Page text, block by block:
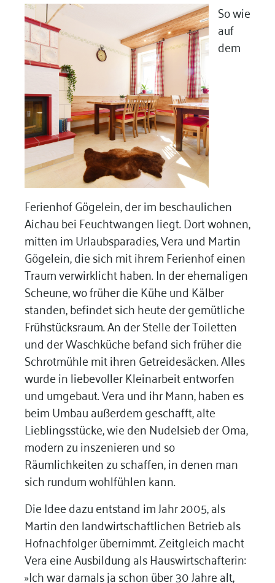
So wie
auf
dem
Ferienhof Gögelein, der im beschaulichen
Aichau bei Feuchtwangen liegt. Dort wohnen,
mitten im Urlaubsparadies, Vera und Martin
Gögelein, die sich mit ihrem Ferienhof einen
Traum verwirklicht haben. In der ehemaligen
Scheune, wo früher die Kühe und Kälber
standen, befindet sich heute der gemütliche
Frühstücksraum. An der Stelle der Toiletten
und der Waschküche befand sich früher die
Schrotmühle mit ihren Getreidesäcken. Alles
wurde in liebevoller Kleinarbeit entworfen
und umgebaut. Vera und ihr Mann, haben es
beim Umbau außerdem geschafft, alte
Lieblingsstücke, wie den Nudelsieb der Oma,
modern zu inszenieren und so
Räumlichkeiten zu schaffen, in denen man
sich rundum wohlfühlen kann.
Die Idee dazu entstand im Jahr 2005, als
Martin den landwirtschaftlichen Betrieb als
Hofnachfolger übernimmt. Zeitgleich macht
Vera eine Ausbildung als Hauswirtschafterin:
»Ich war damals ja schon über 30 Jahre alt,